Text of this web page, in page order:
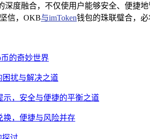
深度融合，不仅使用户能够安全、便捷
信，OKB与imToken钱包的珠联璧合，
的奇妙世界
困扰与解决之道
示，安全与便捷的平衡之道
换，便捷与风险并存